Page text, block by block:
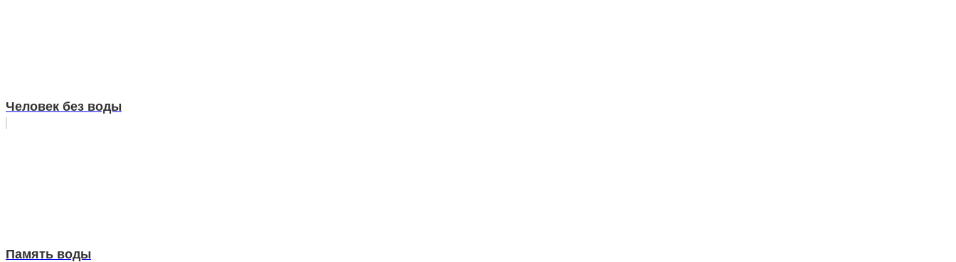
Человек без воды
Память воды